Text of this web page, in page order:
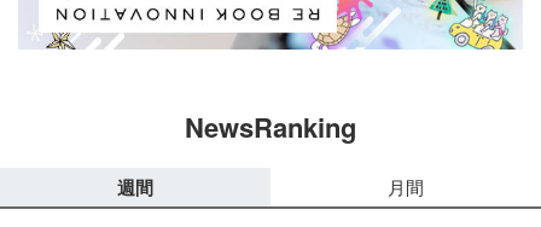
NewsRanking
週間 月間